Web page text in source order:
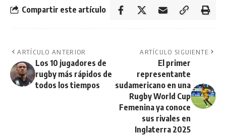
Compartir este artículo
ARTÍCULO ANTERIOR
Los 10 jugadores de
rugby más rápidos de
todos los tiempos
ARTÍCULO SIGUIENTE
El primer
representante
sudamericano en una
Rugby World Cup
Femenina ya conoce
sus rivales en
Inglaterra 2025